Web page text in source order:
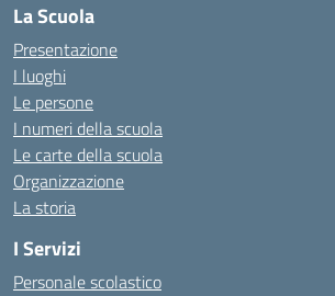
La Scuola
Presentazione
I luoghi
Le persone
I numeri della scuola
Le carte della scuola
Organizzazione
La storia
I Servizi
Personale scolastico